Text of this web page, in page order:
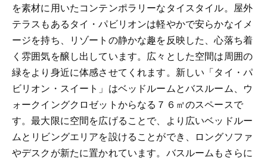
を素材に用いたコンテンポラリーなタイスタイル。屋外
テラスもあるタイ・パビリオンは軽やかで安らかなイメ
ージを持ち、リゾートの静かな趣を反映した、心落ち着
く雰囲気を醸し出しています。広々とした空間は周囲の
緑をより身近に体感させてくれます。新しい「タイ・パ
ビリオン・スイート」はベッドルームとバスルーム、ウ
ォークイングクロゼットからなる７６㎡のスペースで
す。最大限に空間を広げることで、より広いベッドルー
ムとリビングエリアを設けることができ、ロングソファ
やデスクが新たに置かれています。バスルームもさらに